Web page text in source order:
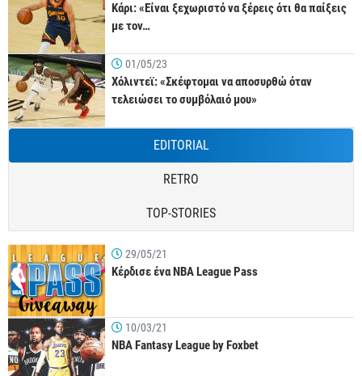
Κάρι: «Είναι ξεχωριστό να ξέρεις ότι θα παίξεις
με τον…
01/05/23
Χόλιντεϊ: «Σκέφτομαι να αποσυρθώ όταν
τελειώσει το συμβόλαιό μου»
EDITORIAL
RETRO
TOP-STORIES
29/05/21
Κέρδισε ένα NBA League Pass
10/03/21
NBA Fantasy League by Foxbet